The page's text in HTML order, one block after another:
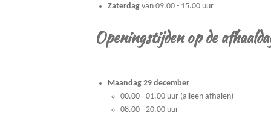
Zaterdag van 09.00 - 15.00 uur
Openingstijden op de
Maandag 29 december
00.00 - 01.00 uur (alleen afhalen)
08.00 - 20.00 uur